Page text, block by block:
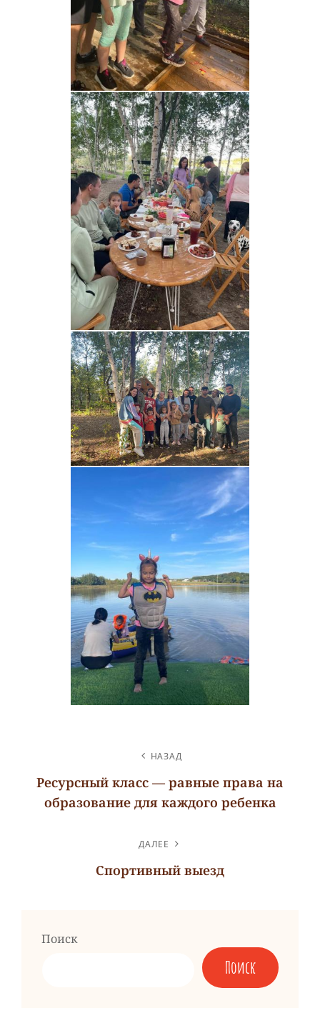
ЗАПИСЯМ
НАЗАД
Ресурсный класс — равные права на
образование для каждого ребенка
ДАЛЕЕ
Спортивный выезд
Поиск
Поиск